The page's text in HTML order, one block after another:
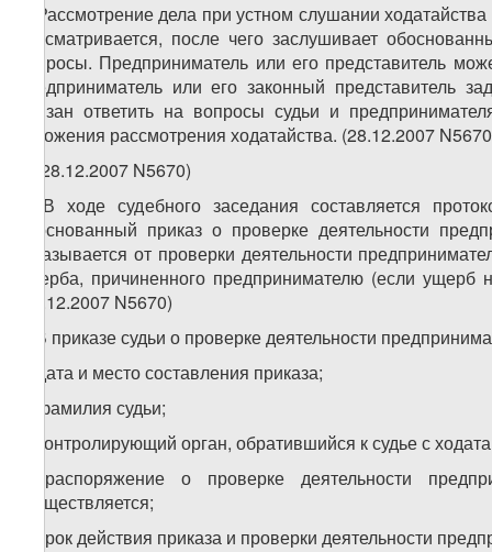
4. Рассмотрение дела при устном слушании
рассматривается, после чего заслушивает
вопросы. Предприниматель или его представитель
предприниматель или его законный представитель
обязан ответить на вопросы судьи и
отложения рассмотрения ходатайства. (28.12.2007
5. (28.12.2007 N5670)
6. В ходе судебного заседания составляется
обоснованный приказ о проверке деятельности
отказывается от проверки деятельности
ущерба, причиненного предпринимателю (если ущерб
(28.12.2007 N5670)
7. В приказе судьи о проверке деятельности
а) дата и место составления приказа;
б) фамилия судьи;
в) контролирующий орган, обратившийся к судье с
г) распоряжение о проверке деятельности
осуществляется;
д) срок действия приказа и проверки деятельности